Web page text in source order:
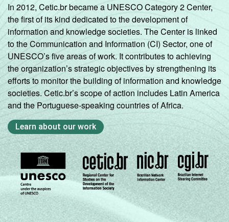
In 2012, Cetic.br became a UNESCO Category 2 Center,
the first of its kind dedicated to the development of
information and knowledge societies. The Center is linked
to the Communication and Information (CI) Sector, one of
UNESCO’s five areas of work. It contributes to achieving
the organization’s strategic objectives by strengthening its
efforts to monitor the building of information and knowledge
societies. Cetic.br’s scope of action includes Latin America
and the Portuguese-speaking countries of Africa.
Learn about our work